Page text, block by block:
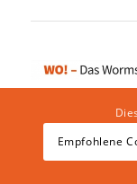
Impressum|
Empfohlene